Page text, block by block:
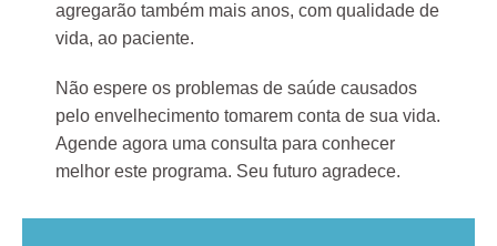
agregarão também mais anos, com qualidade de
vida, ao paciente.
Não espere os problemas de saúde causados
pelo envelhecimento tomarem conta de sua vida.
Agende agora uma consulta para conhecer
melhor este programa. Seu futuro agradece.